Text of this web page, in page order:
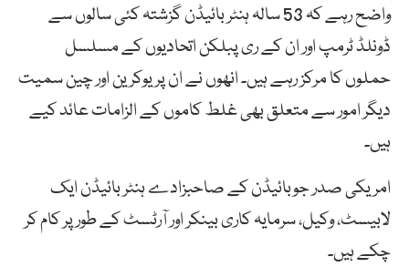
واضح رہے کہ 53 سالہ ہنٹر بائیڈن گزشتہ کئی سالوں سے
ڈونلڈ ٹرمپ اور ان کے ری پبلکن اتحادیوں کے مسلسل
حملوں کا مرکز رہے ہیں۔ انھوں نے ان پر یوکرین اور چین سمیت
دیگر امور سے متعلق بھی غلط کاموں کے الزامات عائد کیے
ہیں۔
امریکی صدر جوبائیڈن کے صاحبزادے ہنٹر بائیڈن ایک
لابیسٹ، وکیل، سرمایہ کاری بینکر اور آرٹسٹ کے طور پر کام کر
چکے ہیں۔